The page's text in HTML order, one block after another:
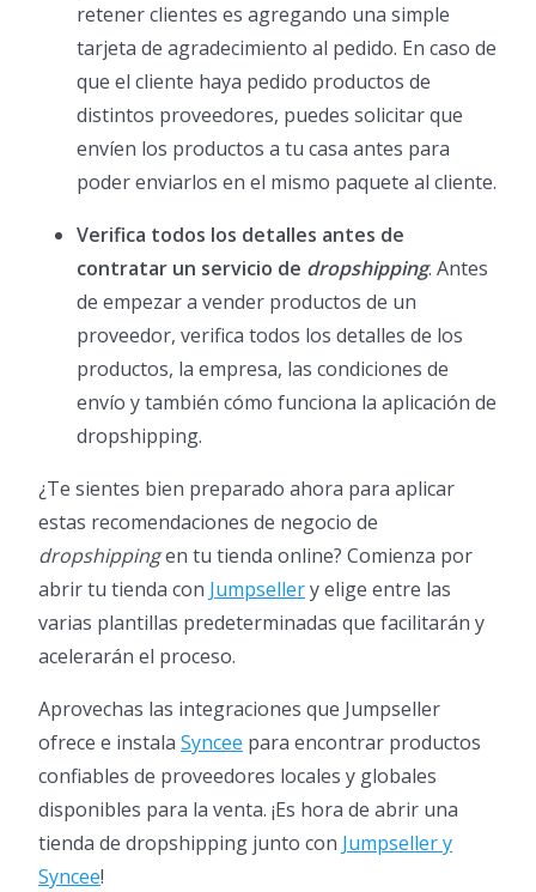
retener clientes es agregando una simple
tarjeta de agradecimiento al pedido. En caso de
que el cliente haya pedido productos de
distintos proveedores, puedes solicitar que
envíen los productos a tu casa antes para
poder enviarlos en el mismo paquete al cliente.
Verifica todos los detalles antes de
contratar un servicio de dropshipping. Antes
de empezar a vender productos de un
proveedor, verifica todos los detalles de los
productos, la empresa, las condiciones de
envío y también cómo funciona la aplicación de
dropshipping.
¿Te sientes bien preparado ahora para aplicar
estas recomendaciones de negocio de
dropshippingen tu tienda online? Comienza por
abrir tu tienda con Jumpsellery elige entre las
varias plantillas predeterminadas que facilitarán y
acelerarán el proceso.
Aprovechas las integraciones que Jumpseller
ofrece e instala Syncee para encontrar productos
confiables de proveedores locales y globales
disponibles para la venta. ¡Es hora de abrir una
tienda de dropshipping junto con Jumpseller y
Syncee!